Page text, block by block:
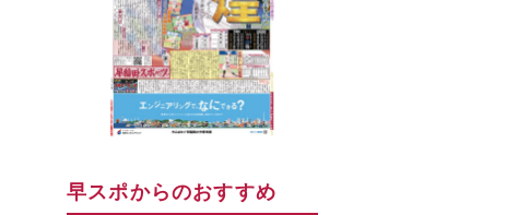
早スポからのおすすめ